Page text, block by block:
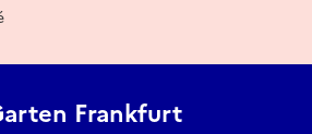
frankfurt.de
Frankfurt